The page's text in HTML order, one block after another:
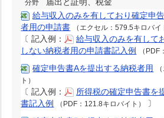
分野
給与収入のみを有しており確定申
者用の申請書
（エクセル：579.5キロバイ
〔記入例：
給与収入のみを有して
しない納税者用の申請書記入例
（PDF
確定申告書Aを提出する納税者用
ト）
〔記入例：
所得税の確定申告書を
書記入例
（PDF：121.8キロバイト）
〕